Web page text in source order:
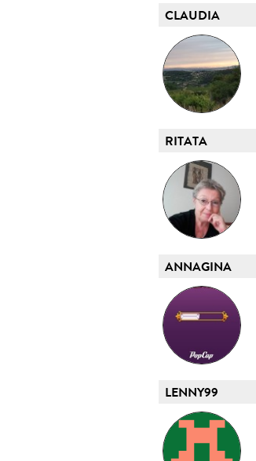
CLAUDIA
RITATA
ANNAGINA
LENNY99